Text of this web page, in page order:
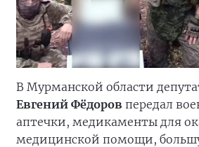
В Мурманской области
Евгений Фёдоров передал
аптечки, медикаменты для
медицинской помощи,